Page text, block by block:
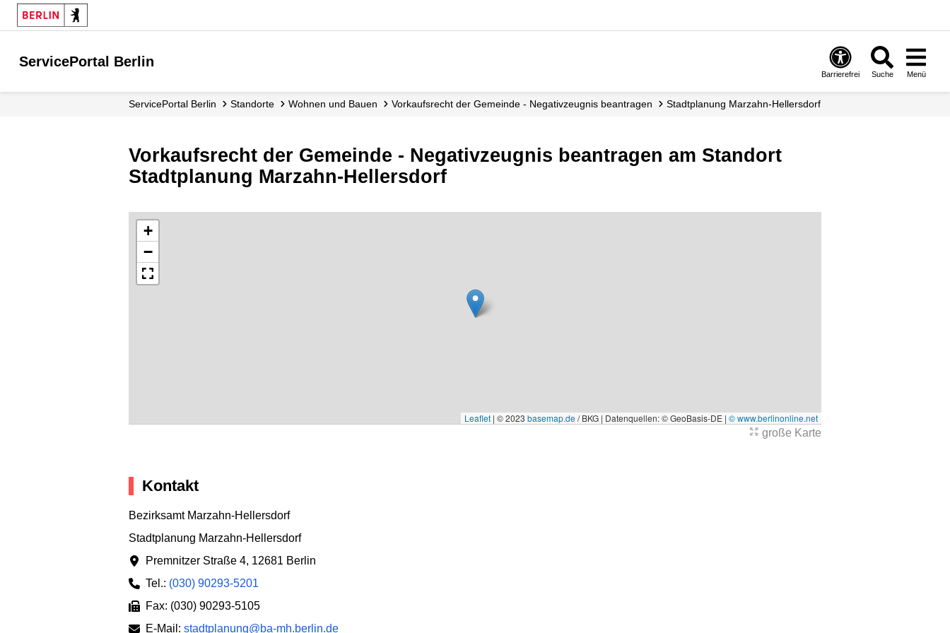
ServicePortal Berlin
Barrierefrei Suche Menü
ServicePortal Berlin Standorte Wohnen und Bauen Vorkaufsrecht der Gemeinde - Negativzeugnis beantragen Stadtplanung Marzahn-Hellersdorf
Vorkaufsrecht der Gemeinde - Negativzeugnis beantragen am Standort
Stadtplanung Marzahn-Hellersdorf
+
−
Leaflet | © 2023 basemap.de/ BKG | Datenquellen: © GeoBasis-DE | © www.berlinonline.net
große Karte
Kontakt
Bezirksamt Marzahn-Hellersdorf
Stadtplanung Marzahn-Hellersdorf
Premnitzer Straße 4, 12681 Berlin
Tel.: (030) 90293-5201
Fax: (030) 90293-5105
E-Mail: stadtplanung@ba-mh.berlin.de